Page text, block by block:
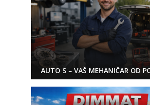
AUTO S – VAŠ MEHANIČAR OD